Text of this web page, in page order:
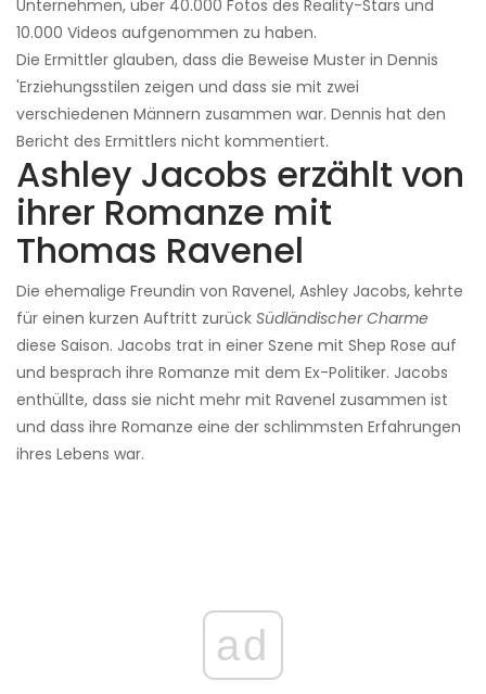
Unternehmen, über 40.000 Fotos des Reality-Stars und
10.000 Videos aufgenommen zu haben.
Die Ermittler glauben, dass die Beweise Muster in Dennis
'Erziehungsstilen zeigen und dass sie mit zwei
verschiedenen Männern zusammen war. Dennis hat den
Bericht des Ermittlers nicht kommentiert.
Ashley Jacobs erzählt von
ihrer Romanze mit
Thomas Ravenel
Die ehemalige Freundin von Ravenel, Ashley Jacobs, kehrte
für einen kurzen Auftritt zurück Südländischer Charme
diese Saison. Jacobs trat in einer Szene mit Shep Rose auf
und besprach ihre Romanze mit dem Ex-Politiker. Jacobs
enthüllte, dass sie nicht mehr mit Ravenel zusammen ist
und dass ihre Romanze eine der schlimmsten Erfahrungen
ihres Lebens war.
ad